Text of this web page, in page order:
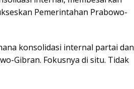
Pemerintahan Prabowo-
konsolidasi internal partai dan
Gibran. Fokusnya di situ. Tidak